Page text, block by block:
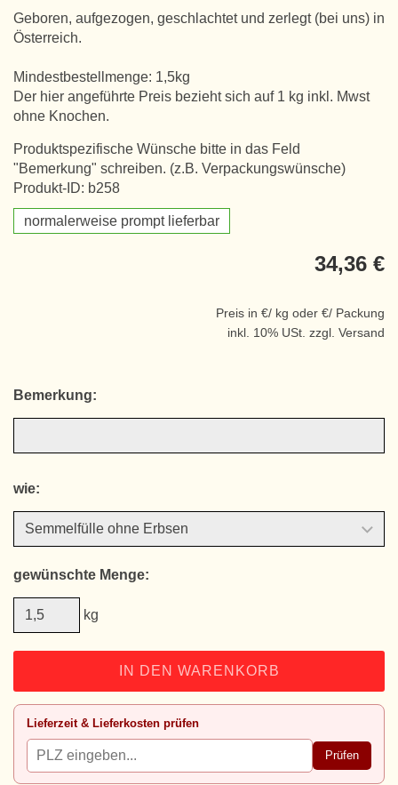
Geboren, aufgezogen, geschlachtet und zerlegt (bei uns) in
Österreich.
Mindestbestellmenge: 1,5kg
Der hier angeführte Preis bezieht sich auf 1 kg inkl. Mwst
ohne Knochen.
Produktspezifische Wünsche bitte in das Feld
"Bemerkung" schreiben. (z.B. Verpackungswünsche)
Produkt-ID: b258
normalerweise prompt lieferbar
34,36 €
Preis in €/ kg oder €/ Packung
inkl. 10% USt. zzgl. Versand
Bemerkung:
wie:
gewünschte Menge:
kg
IN DEN WARENKORB
Lieferzeit & Lieferkosten prüfen
Prüfen